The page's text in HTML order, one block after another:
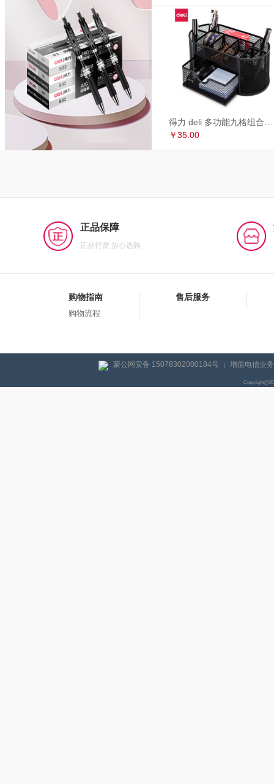
￥35.00
正品保障
正品行货 放心选购
购物指南
购物流程
售后服务
蒙公网安备 15078302000184号 | 增值电信业